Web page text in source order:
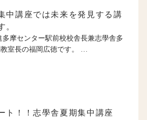
中講座では未来を発見する講
。
多摩センター駅前校校舎長兼志學舎多
室長の福岡広徳です。 …
ト！！志學舎夏期集中講座